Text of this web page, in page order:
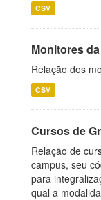
CSV
Monitores
Relação dos
CSV
Cursos de
Relação de
campus, seu
para
qual a